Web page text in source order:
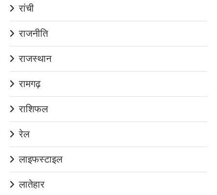
रांची
राजनीति
राजस्थान
रामगढ़
राशिफल
रेल
लाइफस्टाइल
लातेहार